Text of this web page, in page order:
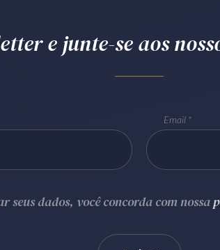
e junte-se aos
Email
seus dados, você concorda com nossa